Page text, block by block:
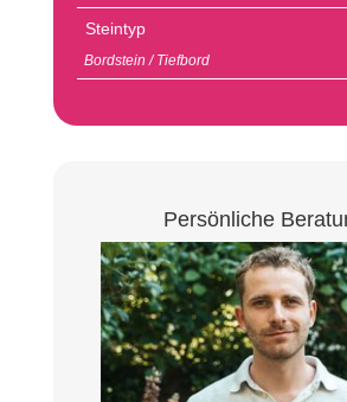
Steintyp
Bordstein / Tiefbord
Persönliche